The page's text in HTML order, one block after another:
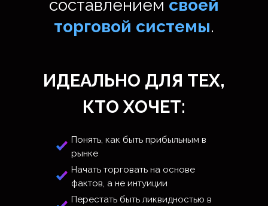
ИДЕАЛЬНО ДЛЯ ТЕХ,
КТО ХОЧЕТ:
Понять, как быть прибыльным в
рынке
Перестать быть ликвидностью в
Начать торговать на основе
фактов, а не интуиции
Сделать трейдинг основным
компании
2016
Действующий
50%
FTMO
успешных
120%